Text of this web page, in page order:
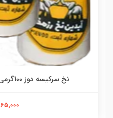
نخ سرکیسه دوز 100گرمی درجه یک (بسته۱۰تای)
65,000 تومان